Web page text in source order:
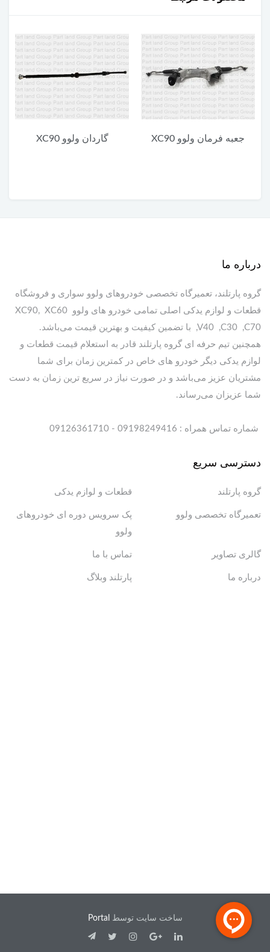
گاردان ولوو XC90
یونیت پایین چراغ جلو ولوو
درباره ما
گروه پارتلند، تعمیرگاه تخصصی خودروهای ولوو سواری و فروشگاه
قطعات و لوازم یدکی اصلی تمامی خودرو های ولوو XC90, XC60
,V40 ,C30 ,C70 با تضمین کیفیت و بهترین قیمت می‌باشد.
همچنین تیم حرفه ای گروه پارتلند قادر به استعلام قیمت قطعات و
لوازم یدکی دیگر خودرو های خاص در کمترین زمان برای شما
مشتریان عزیز می‌باشد و در صورت نیاز در سریع ترین زمان به دست
شما عزیزان می‌رساند.
شماره تماس همراه : 09198249416 - 09126361710
دسترسی سریع
گروه پارتلند قطعات و لوازم یدکی
تعمیرگاه تخصصی ولوو
پک سرویس دوره ای خودروهای
ولوو
گالری تصاویر تماس با ما
درباره ما پارتلند وبلاگ
ساخت سایت توسط Portal